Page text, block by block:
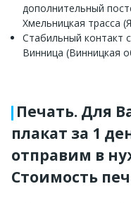
дополнительный
Хмельницкая трасса
Стабильный контакт
Винница (Винницкая
Печать. Для
плакат за 1
отправим в
Стоимость